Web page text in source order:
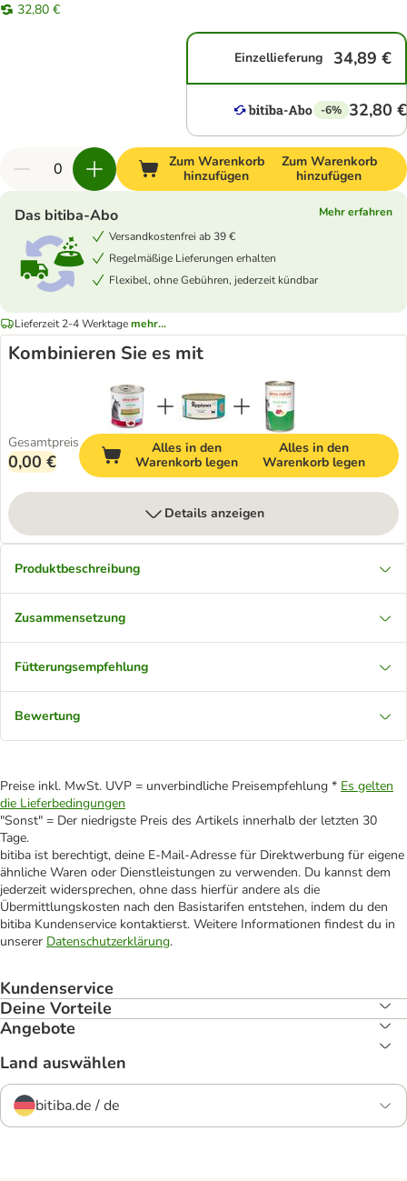
32,80 €
Einzellieferung 34,89 €
-6% 32,80 €
Zum Warenkorb
hinzufügen
Zum Warenkorb
hinzufügen
Das bitiba-Abo
Mehr erfahren
Versandkostenfrei ab 39 €
Regelmäßige Lieferungen erhalten
Flexibel, ohne Gebühren, jederzeit kündbar
Lieferzeit 2-4 Werktagemehr...
Kombinieren Sie es mit
Gesamtpreis
0,00 €
Alles in den
Warenkorb legen
Alles in den
Warenkorb legen
Details anzeigen
Produktbeschreibung
Zusammensetzung
Fütterungsempfehlung
Bewertung
Preise inkl. MwSt. UVP = unverbindliche Preisempfehlung * Es gelten
die Lieferbedingungen
"Sonst" = Der niedrigste Preis des Artikels innerhalb der letzten 30
Tage.
bitiba ist berechtigt, deine E-Mail-Adresse für Direktwerbung für eigene
ähnliche Waren oder Dienstleistungen zu verwenden. Du kannst dem
jederzeit widersprechen, ohne dass hierfür andere als die
Übermittlungskosten nach den Basistarifen entstehen, indem du den
bitiba Kundenservice kontaktierst. Weitere Informationen findest du in
unserer Datenschutzerklärung.
Kundenservice
Deine Vorteile
Angebote
Land auswählen
bitiba.de / de